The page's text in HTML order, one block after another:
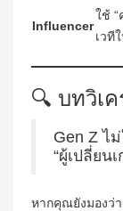
Influencer
ใช้ “
เวที
🔍 บทวิเ
Gen Z ไ
“ผู้เปลี่ยนเ
หากคุณยังมองว่